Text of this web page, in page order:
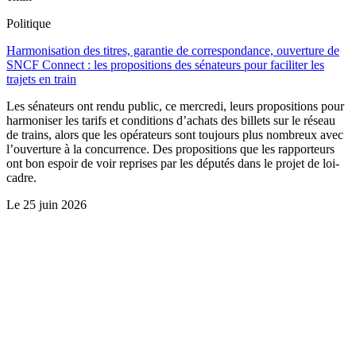
Politique
Harmonisation des titres, garantie de correspondance, ouverture de
SNCF Connect : les propositions des sénateurs pour faciliter les
trajets en train
Les sénateurs ont rendu public, ce mercredi, leurs propositions pour
harmoniser les tarifs et conditions d’achats des billets sur le réseau
de trains, alors que les opérateurs sont toujours plus nombreux avec
l’ouverture à la concurrence. Des propositions que les rapporteurs
ont bon espoir de voir reprises par les députés dans le projet de loi-
cadre.
Le 25 juin 2026